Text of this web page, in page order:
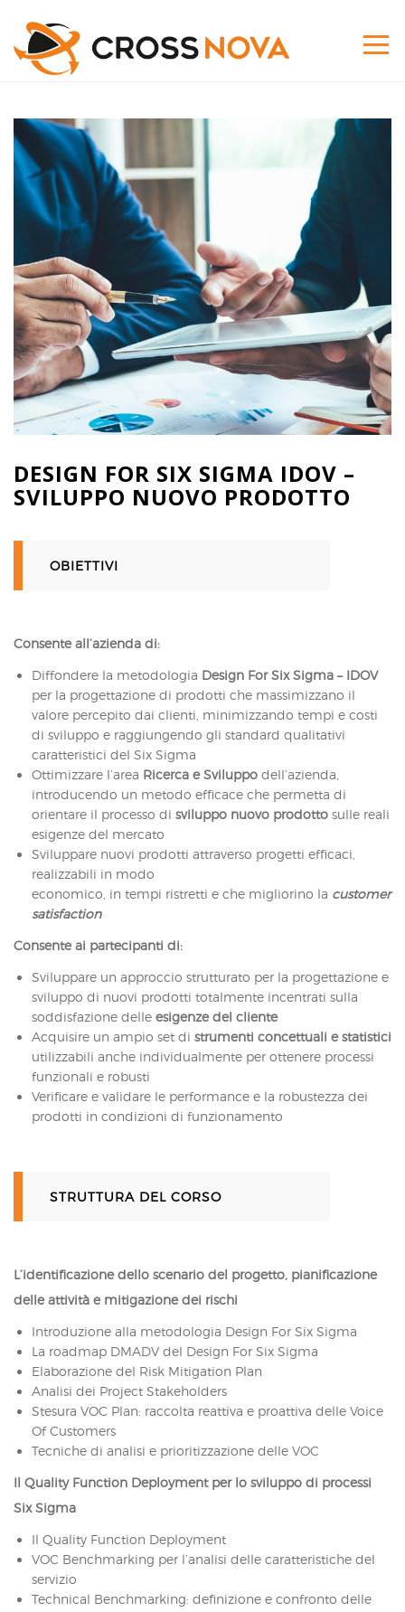
DESIGN FOR SIX SIGMA IDOV –
SVILUPPO NUOVO PRODOTTO
OBIETTIVI
Consente all’azienda di:
Diffondere la metodologia Design For Six Sigma – IDOV
per la progettazione di prodotti che massimizzano il
valore percepito dai clienti, minimizzando tempi e costi
di sviluppo e raggiungendo gli standard qualitativi
caratteristici del Six Sigma
Ottimizzare l’area Ricerca e Sviluppo dell’azienda,
introducendo un metodo efficace che permetta di
orientare il processo di sviluppo nuovo prodotto sulle reali
esigenze del mercato
Sviluppare nuovi prodotti attraverso progetti efficaci,
realizzabili in modo
economico, in tempi ristretti e che migliorino la customer
satisfaction
Consente ai partecipanti di:
Sviluppare un approccio strutturato per la progettazione e
sviluppo di nuovi prodotti totalmente incentrati sulla
soddisfazione delle esigenze del cliente
Acquisire un ampio set di strumenti concettuali e statistici
utilizzabili anche individualmente per ottenere processi
funzionali e robusti
Verificare e validare le performance e la robustezza dei
prodotti in condizioni di funzionamento
STRUTTURA DEL CORSO
L’identificazione dello scenario del progetto, pianificazione
delle attività e mitigazione dei rischi
Introduzione alla metodologia Design For Six Sigma
La roadmap DMADV del Design For Six Sigma
Elaborazione del Risk Mitigation Plan
Analisi dei Project Stakeholders
Stesura VOC Plan: raccolta reattiva e proattiva delle Voice
Of Customers
Tecniche di analisi e prioritizzazione delle VOC
Il Quality Function Deployment per lo sviluppo di processi
Six Sigma
Il Quality Function Deployment
VOC Benchmarking per l’analisi delle caratteristiche del
servizio
Technical Benchmarking: definizione e confronto delle